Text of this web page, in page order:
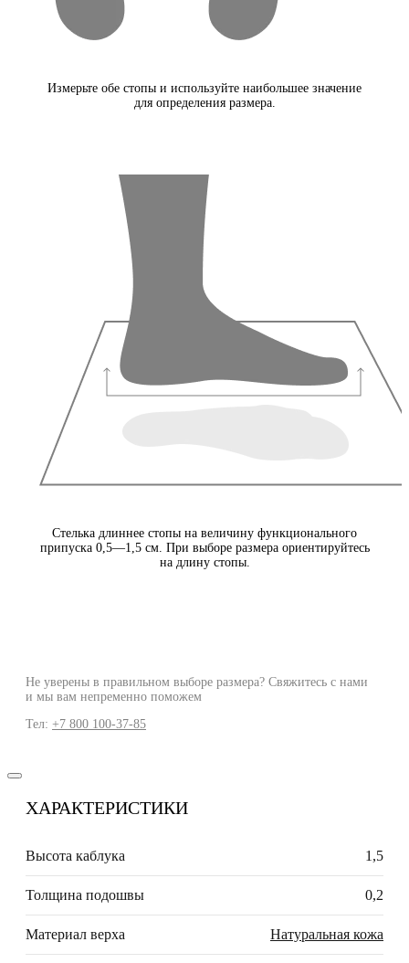
Измерьте обе стопы и используйте наибольшее значение
для определения размера.
Стелька длиннее стопы на величину функционального
припуска 0,5—1,5 см. При выборе размера ориентируйтесь
на длину стопы.
Не уверены в правильном выборе размера? Свяжитесь с нами
и мы вам непременно поможем
Тел: +7 800 100-37-85
ХАРАКТЕРИСТИКИ
Высота каблука 1,5
Толщина подошвы 0,2
Материал верха Натуральная кожа